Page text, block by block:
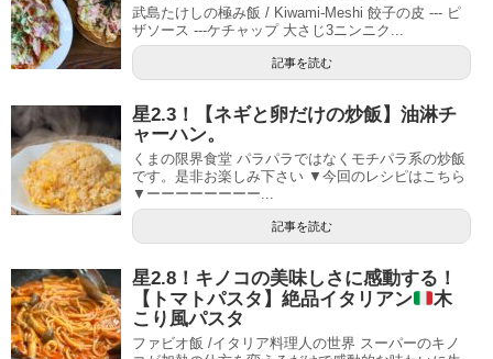
武島たけしの極み飯 / Kiwami-Meshi 餃子の皮 --- ピ
ザソース ---ケチャップ 大さじ3ニンニク...
記事を読む
星2.3！【ネギと卵だけの炒飯】油淋チ
ャーハン。
くまの限界食堂 パラパラではなくモチパラ系の炒飯
です。是非お楽しみ下さい ▼今回のレシピはこちら
▼ーーーーーーーー...
記事を読む
星2.8！キノコの美味しさに感動する！
【トマトパスタ】絶品イタリアン
木
こり風パスタ
ファビオ飯 /イタリア料理人の世界 スーパーのキノ